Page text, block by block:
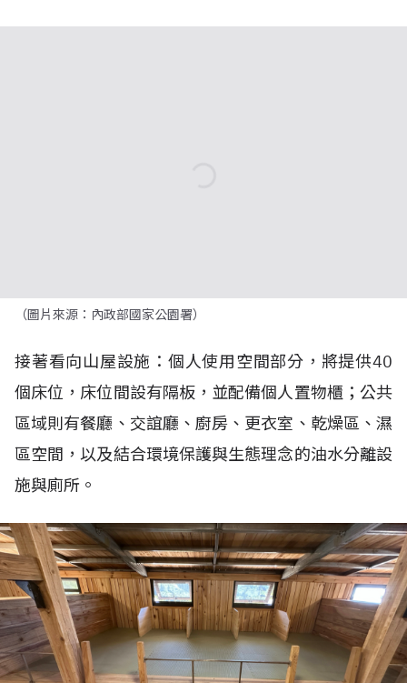
（圖片來源：內政部國家公園署）
接著看向山屋設施：個人使用空間部分，將提供40
個床位，床位間設有隔板，並配備個人置物櫃；公共
區域則有餐廳、交誼廳、廚房、更衣室、乾燥區、濕
區空間，以及結合環境保護與生態理念的油水分離設
施與廁所。